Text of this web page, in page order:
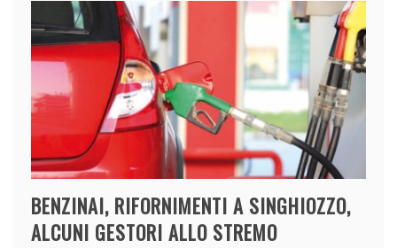
BENZINAI, RIFORNIMENTI A SINGHIOZZO,
ALCUNI GESTORI ALLO STREMO